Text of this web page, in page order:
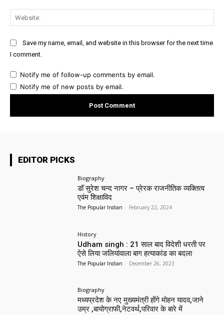
Save my name, email, and website in this browser for the next time
I comment.
Notify me of follow-up comments by email.
Notify me of new posts by email.
EDITOR PICKS
Biography
डॉ सुरेश चन्द नागर – प्रेरक राजनीतिक व्यक्तित्व
एवंम शिक्षाविद
The Popular Indian - February 22, 2024
History
Udham singh : 21 साल बाद विदेशी धरती पर
ऐसे लिया जलियांवाला बाग हत्याकांड का बदला
The Popular Indian - December 26, 2023
Biography
मध्यप्रदेश के नए मुख्यमंत्री होंगे मोहन यादव,जाने
उम्र ,बायोग्राफी,नेटवर्थ,परिवार के बारे में